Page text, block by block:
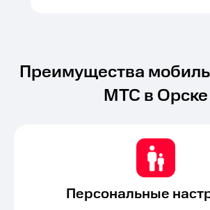
Преимущества
МТС в Орске
Персональные